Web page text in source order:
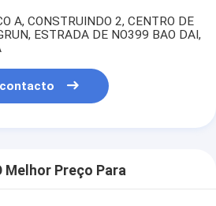
A, CONSTRUINDO 2, CENTRO DE
ESTRADA DE NO399 BAO DAI,
contacto
Melhor Preço Para